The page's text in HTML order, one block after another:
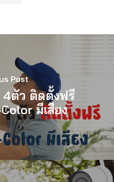
Post
4ตัว ติดตั้งฟรี
มีเสียง